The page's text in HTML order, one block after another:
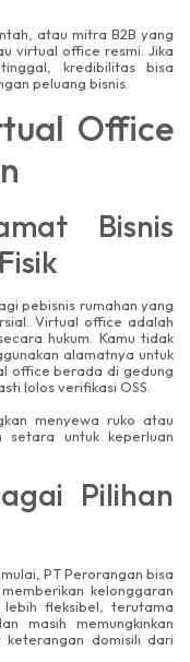
atau mitra B2B yang
virtual office resmi. Jika
kredibilitas bisa
peluang bisnis.
Office
Bisnis
pebisnis rumahan yang
Virtual office adalah
hukum. Kamu tidak
alamatnya untuk
office berada di gedung
lolos verifikasi OSS.
menyewa ruko atau
setara untuk keperluan
Pilihan
PT Perorangan bisa
kelonggaran
fleksibel, terutama
masih memungkinkan
domisili dari